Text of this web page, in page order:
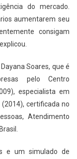
do mercado.
aumentarem seu
consigam
Soares, que é
pelo Centro
especialista em
(2014), certificada no
Atendimento
e um simulado de